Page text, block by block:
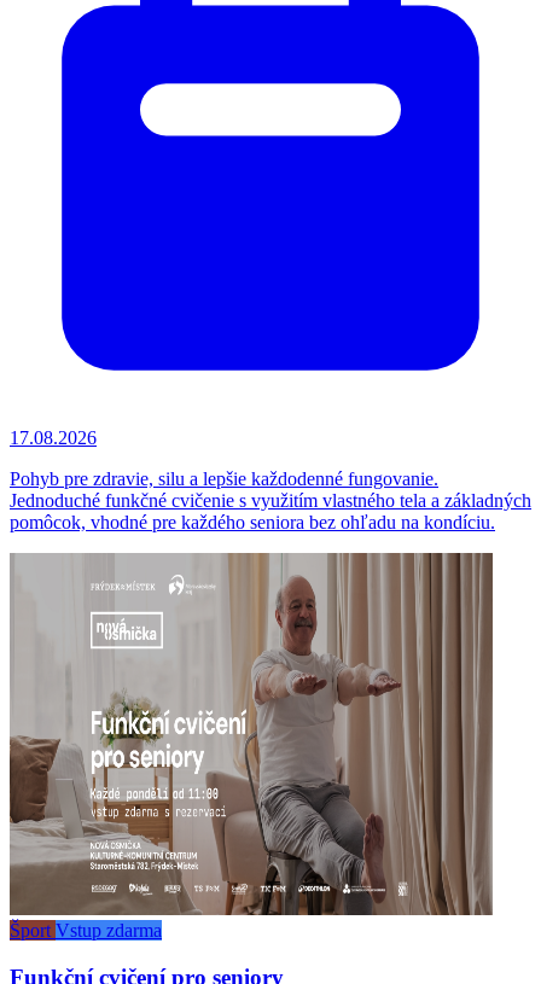
17.08.2026
Pohyb pre zdravie, silu a lepšie každodenné fungovanie.
Jednoduché funkčné cvičenie s využitím vlastného tela a základných
pomôcok, vhodné pre každého seniora bez ohľadu na kondíciu.
Šport Vstup zdarma
Funkční cvičení pro seniory